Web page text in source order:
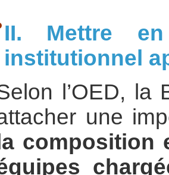
II. Mettre
institutionnel
l’OED, la
une
la composition